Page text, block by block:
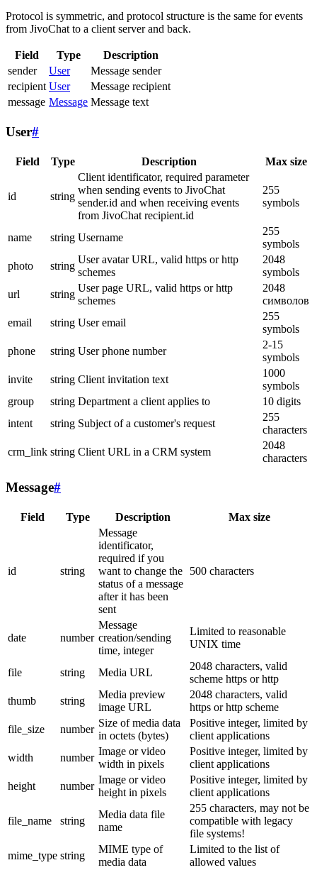
Protocol is symmetric, and protocol structure is the same for events
from JivoChat to a client server and back.
Field Type
Description
sender
User
Message sender
recipient User
Message recipient
message Message Message text
User#
Field Type Description Max size
id string
Client identificator, required parameter
when sending events to JivoChat
sender.id and when receiving events
from JivoChat recipient.id
255
symbols
name string Username
255
symbols
photo
string
User avatar URL, valid https or http
schemes
2048
symbols
url
string
User page URL, valid https or http
schemes
2048
символов
email
string User email
255
symbols
phone
string User phone number
2-15
symbols
invite
string Client invitation text
1000
symbols
group
string Department a client applies to
10 digits
intent
string Subject of a customer's request
255
characters
crm_link string Client URL in a CRM system
2048
characters
Message#
Field Type Description Max size
id string
Message
identificator,
required if you
want to change the
status of a message
after it has been
sent
500 characters
date number
Message
creation/sending
time, integer
Limited to reasonable
UNIX time
file string Media URL
2048 characters, valid
scheme https or http
thumb
string
Media preview
image URL
2048 characters, valid
https or http scheme
file_size
number
Size of media data
in octets (bytes)
Positive integer, limited by
client applications
width
number
Image or video
width in pixels
Positive integer, limited by
client applications
height
number
Image or video
height in pixels
Positive integer, limited by
client applications
file_name string
Media data file
name
255 characters, may not be
compatible with legacy
file systems!
mime_type string
MIME type of
media data
Limited to the list of
allowed values